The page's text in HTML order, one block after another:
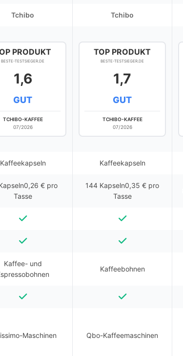
Tchibo Tchibo
PRODUKT
BESTE-TESTSIEGER.DE
1,6
GUT
TCHIBO-KAFFEE
07/2026
TOP PRODUKT
BESTE-TESTSIEGER.DE
1,7
GUT
TCHIBO-KAFFEE
07/2026
Kaffeekapseln Kaffeekapseln
€ pro
Tasse
144 Kapseln0,35 € pro
Tasse
Kaffee- und
Kaffeebohnen
Maschinen Qbo-Kaffeemaschinen